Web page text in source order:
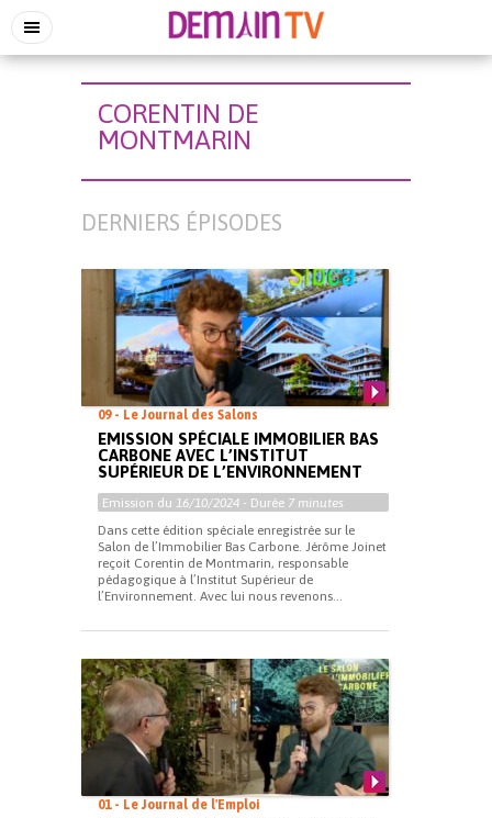
CORENTIN DE
MONTMARIN
DERNIERS ÉPISODES
09 - Le Journal des Salons
EMISSION SPÉCIALE IMMOBILIER BAS
CARBONE AVEC L’INSTITUT
SUPÉRIEUR DE L’ENVIRONNEMENT
Emission du 16/10/2024 - Durée 7 minutes
Dans cette édition spéciale enregistrée sur le
Salon de l’Immobilier Bas Carbone. Jérôme Joinet
reçoit Corentin de Montmarin, responsable
pédagogique à l’Institut Supérieur de
l’Environnement. Avec lui nous revenons...
01 - Le Journal de l'Emploi